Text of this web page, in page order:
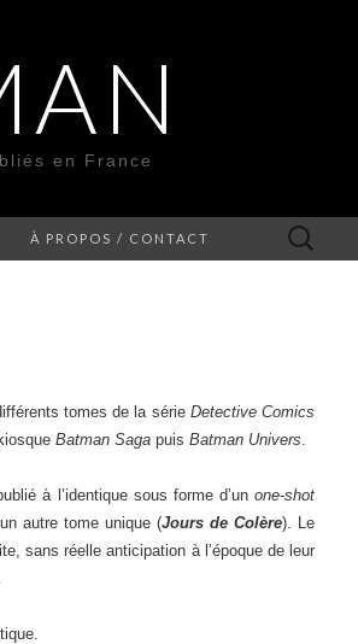
en France
À PROPOS / CONTACT Rechercher :
tomes de la série Detective Comics
Batman Saga puis Batman Univers.
à l’identique sous forme d’un one-shot
autre tome unique (Jours de Colère). Le
sans réelle anticipation à l’époque de leur